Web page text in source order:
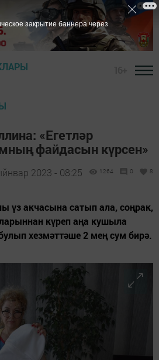
«Егетләр
файдасын күрсен»
2023 - 08:25 1264 0 8
үз акчасына сатып ала, соңрак,
күреп аңа кушыла
хезмәттәше 2 мең сум бирә.
закрытие баннера через